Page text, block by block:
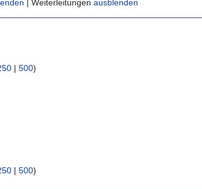
| Weiterleitungen ausblenden
| 500)
| 500)